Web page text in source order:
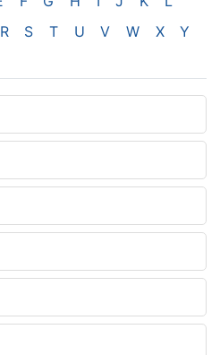
R S T U V W X
Y